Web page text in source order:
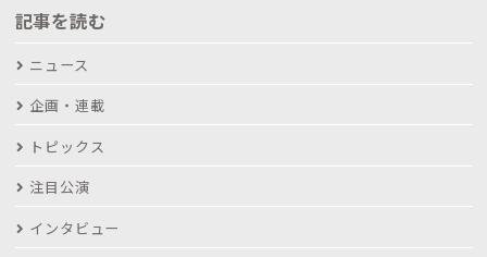
記事を読む
ニュース
企画・連載
トピックス
注目公演
インタビュー